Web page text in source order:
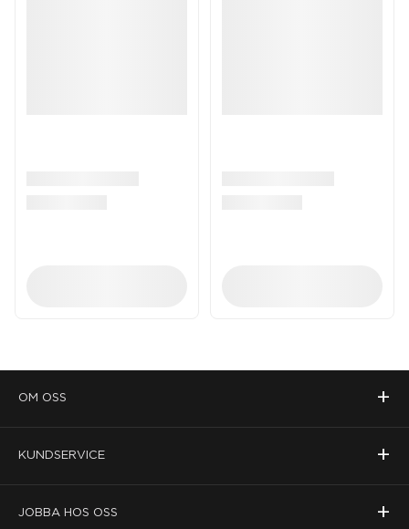
OM OSS +
KUNDSERVICE +
JOBBA HOS OSS +